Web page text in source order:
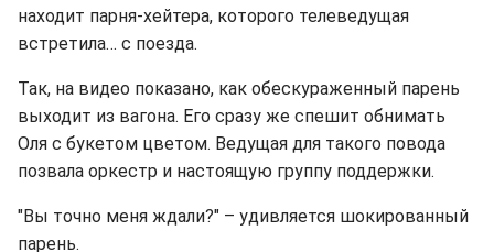
находит парня-хейтера, которого телеведущая
встретила… с поезда.
Так, на видео показано, как обескураженный парень
выходит из вагона. Его сразу же спешит обнимать
Оля с букетом цветом. Ведущая для такого повода
позвала оркестр и настоящую группу поддержки.
"Вы точно меня ждали?" – удивляется шокированный
парень.